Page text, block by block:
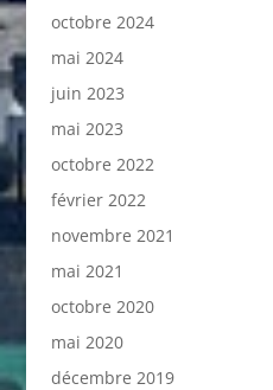
octobre 2024
mai 2024
juin 2023
mai 2023
octobre 2022
février 2022
novembre 2021
mai 2021
octobre 2020
mai 2020
décembre 2019